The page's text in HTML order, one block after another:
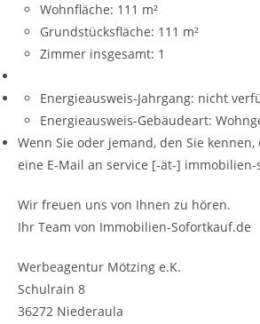
Wohnfläche: 111 m²
Grundstücksfläche: 111 m²
Zimmer insgesamt: 1
Energieausweis-Jahrgang: nicht
Energieausweis-Gebäudeart:
Wenn Sie oder jemand, den Sie
eine E-Mail an service [-ät-]
Wir freuen uns von Ihnen zu hören.
Ihr Team von Immobilien-Sofortkauf.de
Werbeagentur Mötzing e.K.
Schulrain 8
36272 Niederaula